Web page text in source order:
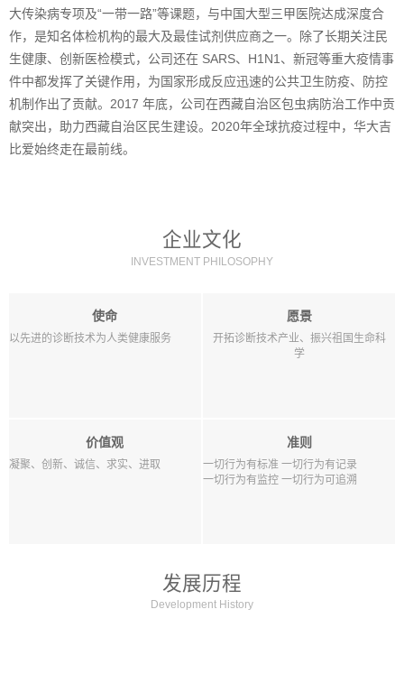
大传染病专项及“一带一路”等课题，与中国大型三甲医院达成深度合
作，是知名体检机构的最大及最佳试剂供应商之一。除了长期关注民
生健康、创新医检模式，公司还在 SARS、H1N1、新冠等重大疫情事
件中都发挥了关键作用，为国家形成反应迅速的公共卫生防疫、防控
机制作出了贡献。2017 年底，公司在西藏自治区包虫病防治工作中贡
献突出，助力西藏自治区民生建设。2020年全球抗疫过程中，华大吉
比爱始终走在最前线。
企业文化
INVESTMENT PHILOSOPHY
使命
以先进的诊断技术为人类健康服务
愿景
开拓诊断技术产业、振兴祖国生命科
学
价值观
凝聚、创新、诚信、求实、进取
准则
一切行为有标准 一切行为有记录
一切行为有监控 一切行为可追溯
发展历程
Development History